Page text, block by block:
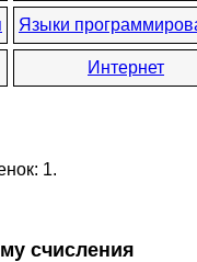
Языки
Интернет
1.
счисления